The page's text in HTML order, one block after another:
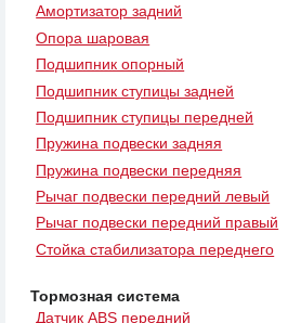
Амортизатор задний
Опора шаровая
Подшипник опорный
Подшипник ступицы задней
Подшипник ступицы передней
Пружина подвески задняя
Пружина подвески передняя
Рычаг подвески передний левый
Рычаг подвески передний правый
Стойка стабилизатора переднего
Тормозная система
Датчик ABS передний